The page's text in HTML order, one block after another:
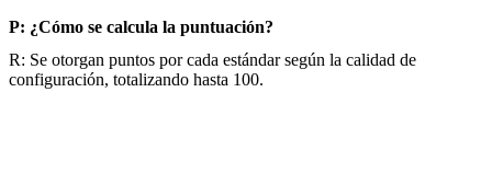
P: ¿Cómo se calcula la puntuación?
R: Se otorgan puntos por cada estándar según la calidad de
configuración, totalizando hasta 100.